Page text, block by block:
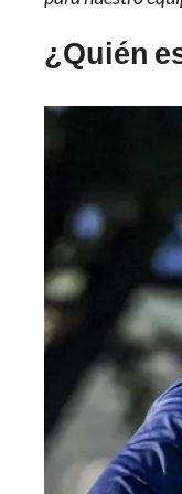
¿Quién